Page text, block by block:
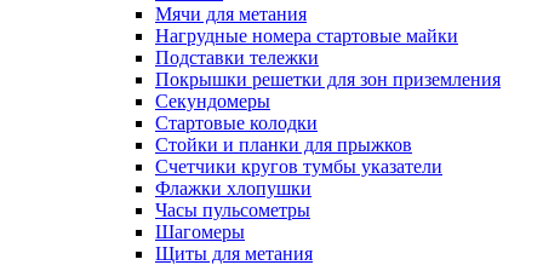
Мячи для метания
Нагрудные номера стартовые майки
Подставки тележки
Покрышки решетки для зон приземления
Секундомеры
Стартовые колодки
Стойки и планки для прыжков
Счетчики кругов тумбы указатели
Флажки хлопушки
Часы пульсометры
Шагомеры
Щиты для метания